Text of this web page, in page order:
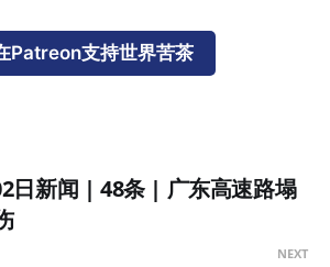
Patreon支持世界苦茶
日新闻 | 48条 | 广东高速路塌
NEXT